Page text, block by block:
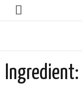
Ingredient: